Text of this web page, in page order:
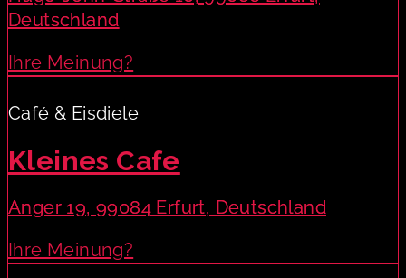
Deutschland
Ihre Meinung?
Café & Eisdiele
Kleines Cafe
Anger 19, 99084 Erfurt, Deutschland
Ihre Meinung?